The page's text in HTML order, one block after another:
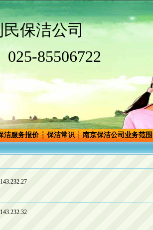
民保洁公司
025-85506722
洁服务报价 ┆ 保洁常识 ┆ 南京保洁公司业务范围